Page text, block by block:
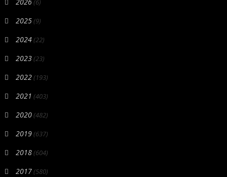
(6)
2025(9)
2024(22)
2023(23)
2022(193)
2021 (403)
2020(482)
2019(637)
2018(604)
2017(580)